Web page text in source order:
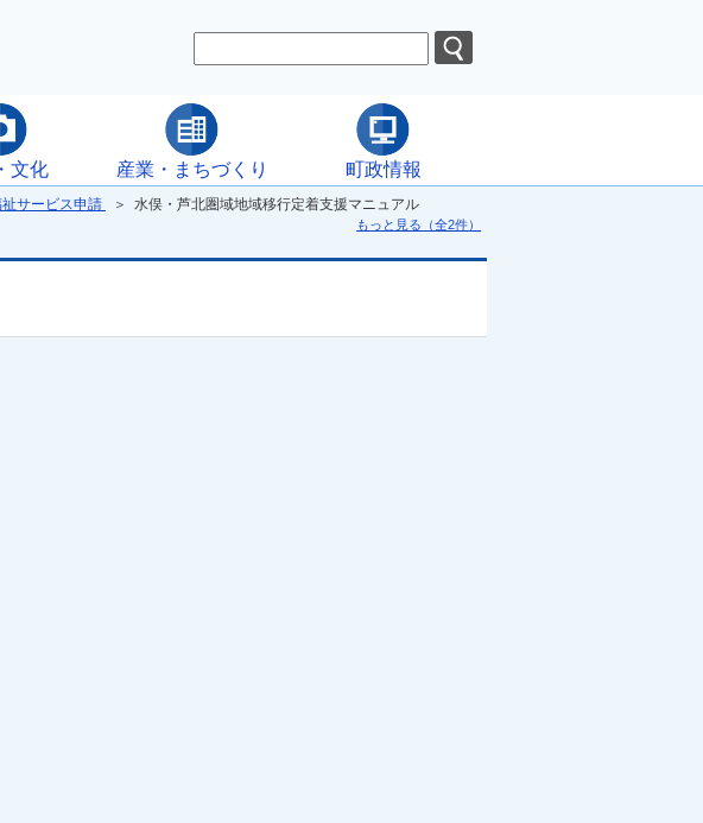
文化 産業・まちづくり 町政情報
祉サービス申請 ＞ 水俣・芦北圏域地域移行定着支援マニュアル
もっと見る（全2件）